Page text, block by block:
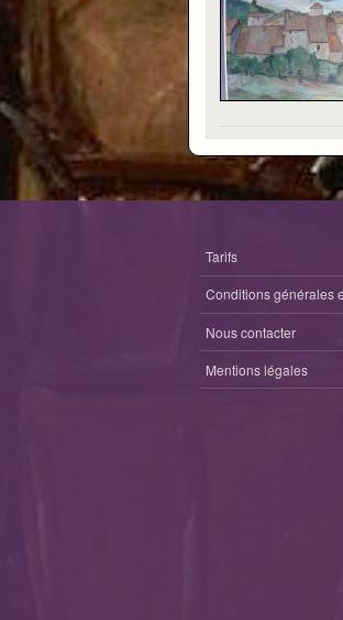
Tarifs
Conditions générales
Nous contacter
Mentions légales